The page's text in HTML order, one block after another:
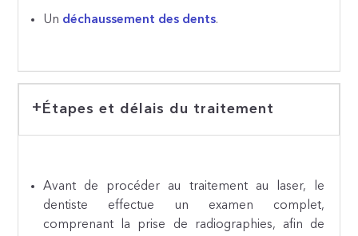
Un déchaussement des dents.
Étapes et délais du traitement
Avant de procéder au traitement au laser, le
dentiste effectue un examen complet,
comprenant la prise de radiographies, afin de